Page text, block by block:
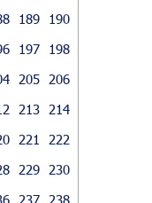
189
190
197
198
205
206
213
214
221
222
229
230
237
238